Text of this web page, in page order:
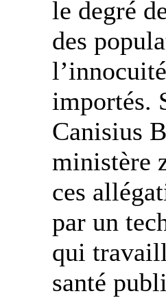
le degré
des
importés.
Canisius
ministère
ces
par un
qui
santé